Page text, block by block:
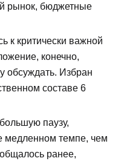
рынок, бюджетные
к критически важной
конечно,
обсуждать. Избран
составе 6
паузу,
медленном темпе, чем
ранее,